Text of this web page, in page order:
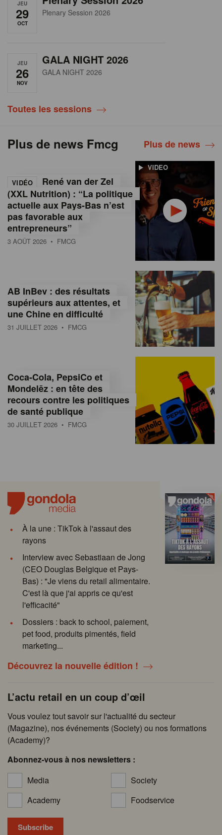
JEU
29
OCT
Plenary Session 2026
JEU
26
NOV
GALA NIGHT 2026
GALA NIGHT 2026
Toutes les sessions
Plus de news Fmcg Plus de news
VIDEO
VIDÉO
René van der Zel
(XXL Nutrition) : “La politique
actuelle aux Pays-Bas n’est
pas favorable aux
entrepreneurs”
3 AOÛT 2026 • FMCG
AB InBev : des résultats
supérieurs aux attentes, et
une Chine en difficulté
31 JUILLET 2026 • FMCG
Coca-Cola, PepsiCo et
Mondelēz : en tête des
recours contre les politiques
de santé publique
30 JUILLET 2026 • FMCG
À la une : TikTok à l'assaut des
rayons
Interview avec Sebastiaan de Jong
(CEO Douglas Belgique et Pays-
Bas) : "Je viens du retail alimentaire.
C'est là que j'ai appris ce qu'est
l'efficacité"
Dossiers : back to school, paiement,
pet food, produits pimentés, field
marketing...
Découvrez la nouvelle édition !
L’actu retail en un coup d’œil
Vous voulez tout savoir sur l'actualité du secteur
(Magazine), nos événements (Society) ou nos formations
(Academy)?
Abonnez-vous à nos newsletters :
Media
Society
Academy
Foodservice